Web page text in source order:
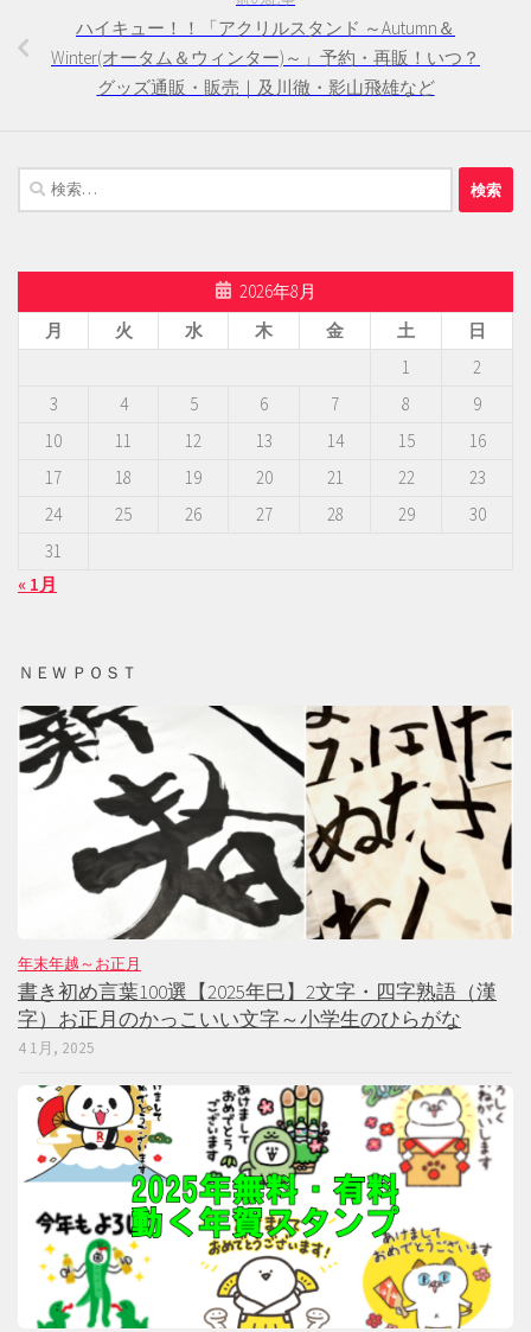
ハイキュー！！「アクリルスタンド ～Autumn＆
Winter(オータム＆ウィンター)～」予約・再販！いつ？
グッズ通販・販売｜及川徹・影山飛雄など
検
索:
2026年8月
月
火 水 木 金 土
日
1
2
3
4 5 6 7 8
9
10
11 12 13 14 15
16
17
18 19 20 21 22
23
24
25 26 27 28 29
30
31
« 1月
ＮＥＷ ＰＯＳＴ
年末年越～お正月
書き初め言葉100選【2025年巳】2文字・四字熟語（漢
字）お正月のかっこいい文字～小学生のひらがな
4 1月, 2025